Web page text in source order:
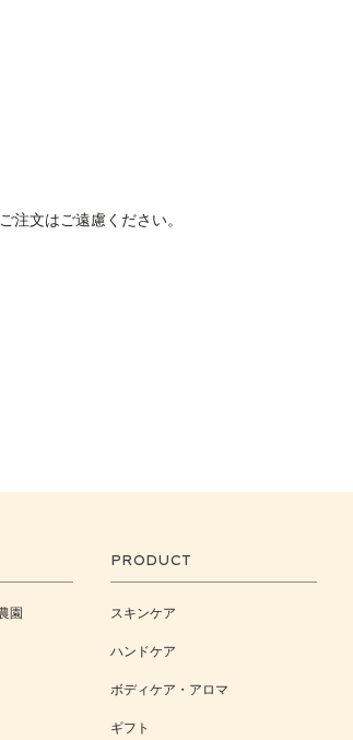
注文はご遠慮ください。
園
PRODUCT
スキンケア
ハンドケア
ボディケア・アロマ
ギフト